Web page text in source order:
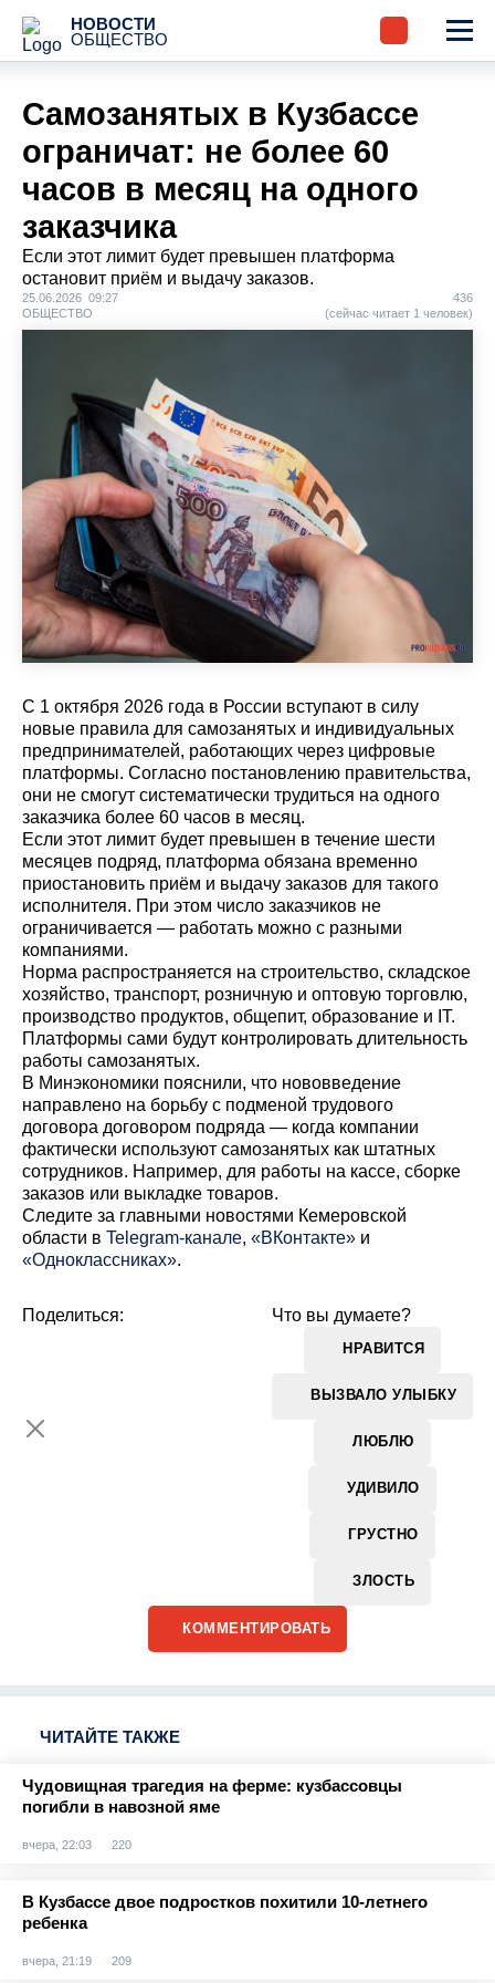
НОВОСТИ
ОБЩЕСТВО
Самозанятых в Кузбассе
ограничат: не более 60
часов в месяц на одного
заказчика
Если этот лимит будет превышен платформа
остановит приём и выдачу заказов.
25.06.2026 09:27
ОБЩЕСТВО
436
(сейчас читает 1 человек)
С 1 октября 2026 года в России вступают в силу
новые правила для самозанятых и индивидуальных
предпринимателей, работающих через цифровые
платформы. Согласно постановлению правительства,
они не смогут систематически трудиться на одного
заказчика более 60 часов в месяц.
Если этот лимит будет превышен в течение шести
месяцев подряд, платформа обязана временно
приостановить приём и выдачу заказов для такого
исполнителя. При этом число заказчиков не
ограничивается — работать можно с разными
компаниями.
Норма распространяется на строительство, складское
хозяйство, транспорт, розничную и оптовую торговлю,
производство продуктов, общепит, образование и IT.
Платформы сами будут контролировать длительность
работы самозанятых.
В Минэкономики пояснили, что нововведение
направлено на борьбу с подменой трудового
договора договором подряда — когда компании
фактически используют самозанятых как штатных
сотрудников. Например, для работы на кассе, сборке
заказов или выкладке товаров.
Cледите за главными новостями Кемеровской
области в Telegram-канале, «ВКонтакте» и
«Одноклассниках».
Что вы думаете?
НРАВИТСЯ
ВЫЗВАЛО УЛЫБКУ
ЛЮБЛЮ
УДИВИЛО
ГРУСТНО
ЗЛОСТЬ
Поделиться:
КОММЕНТИРОВАТЬ
ЧИТАЙТЕ ТАКЖЕ
Чудовищная трагедия на ферме: кузбассовцы
погибли в навозной яме
вчера, 22:03 220
В Кузбассе двое подростков похитили 10-летнего
ребенка
вчера, 21:19 209